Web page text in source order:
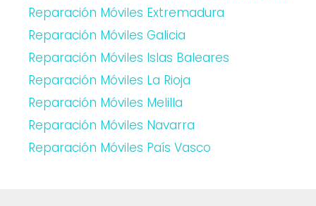
Reparación Móviles Extremadura
Reparación Móviles Galicia
Reparación Móviles Islas Baleares
Reparación Móviles La Rioja
Reparación Móviles Melilla
Reparación Móviles Navarra
Reparación Móviles País Vasco